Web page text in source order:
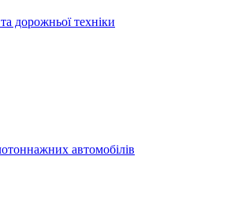
дорожньої техніки
автомобілів